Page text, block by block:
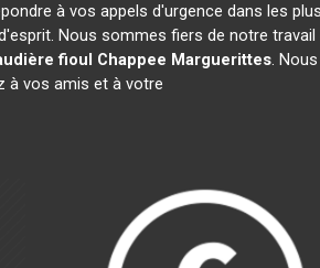
à vos appels d'urgence dans les plus
Nous sommes fiers de notre travail
fioul Chappee Marguerittes. Nous
à vos amis et à votre